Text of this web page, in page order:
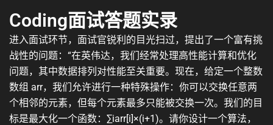
Coding面试答题实录
进入面试环节，面试官锐利的目光扫过，提出了一个富有挑
战性的问题：“在英伟达，我们经常处理高性能计算和优化
问题，其中数据排列对性能至关重要。现在，给定一个整数
数组 arr，我们允许进行一种特殊操作：你可以交换任意两
个相邻的元素，但每个元素最多只能被交换一次。我们的目
标是最大化一个函数： ∑iarr[i]×(i+1 )。请你设计一个算法，